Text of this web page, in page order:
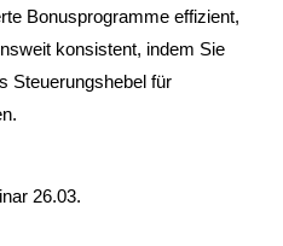
Bonusprogramme effizient,
konsistent, indem Sie
Steuerungshebel für